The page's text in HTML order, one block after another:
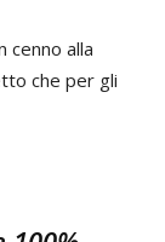
cenno alla
che per gli